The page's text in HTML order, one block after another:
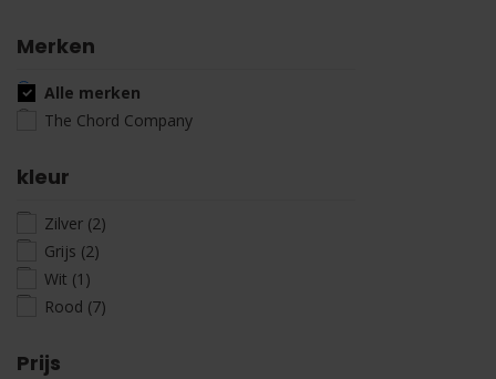
Merken
Alle merken
The Chord Company
kleur
Zilver (2)
Grijs (2)
Wit (1)
Rood (7)
Prijs